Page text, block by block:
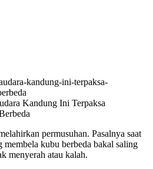
Kandung Ini Terpaksa
permusuhan. Pasalnya saat
membela kubu berbeda bakal saling
menyerah atau kalah.